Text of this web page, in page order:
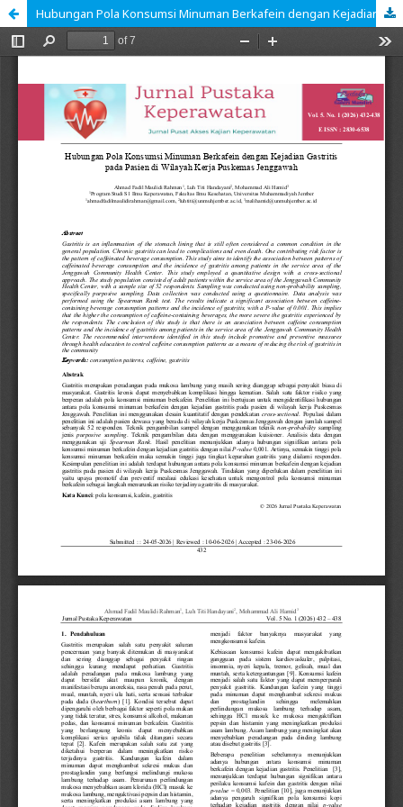
Hubungan Pola Konsumsi Minuman Berkafein dengan Kejadian Gastritis pada Pasien di Wilayah Kerja Puskemas Jenggawah